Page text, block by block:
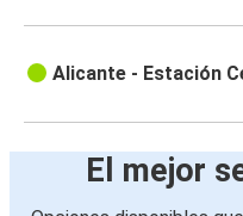
Alicante - Estación
El mejor